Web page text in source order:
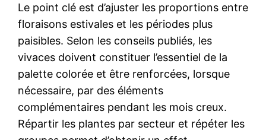
Le point clé est d’ajuster les proportions entre
floraisons estivales et les périodes plus
paisibles. Selon les conseils publiés, les
vivaces doivent constituer l’essentiel de la
palette colorée et être renforcées, lorsque
nécessaire, par des éléments
complémentaires pendant les mois creux.
Répartir les plantes par secteur et répéter les